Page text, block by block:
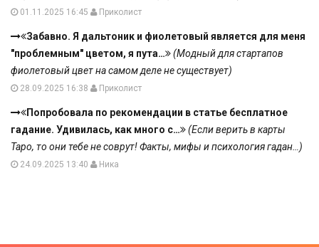
01.11.2025 16:45 Приколист
Забавно. Я дальтоник и фиолетовый является для меня
"проблемным" цветом, я пута…
(Модный для стартапов
фиолетовый цвет на самом деле не существует)
28.09.2025 16:38 Приколист
Попробовала по рекомендации в статье бесплатное
гадание. Удивилась, как много с…
(Если верить в карты
Таро, то они тебе не соврут! Факты, мифы и психология гадан…)
24.09.2025 13:40 Ника